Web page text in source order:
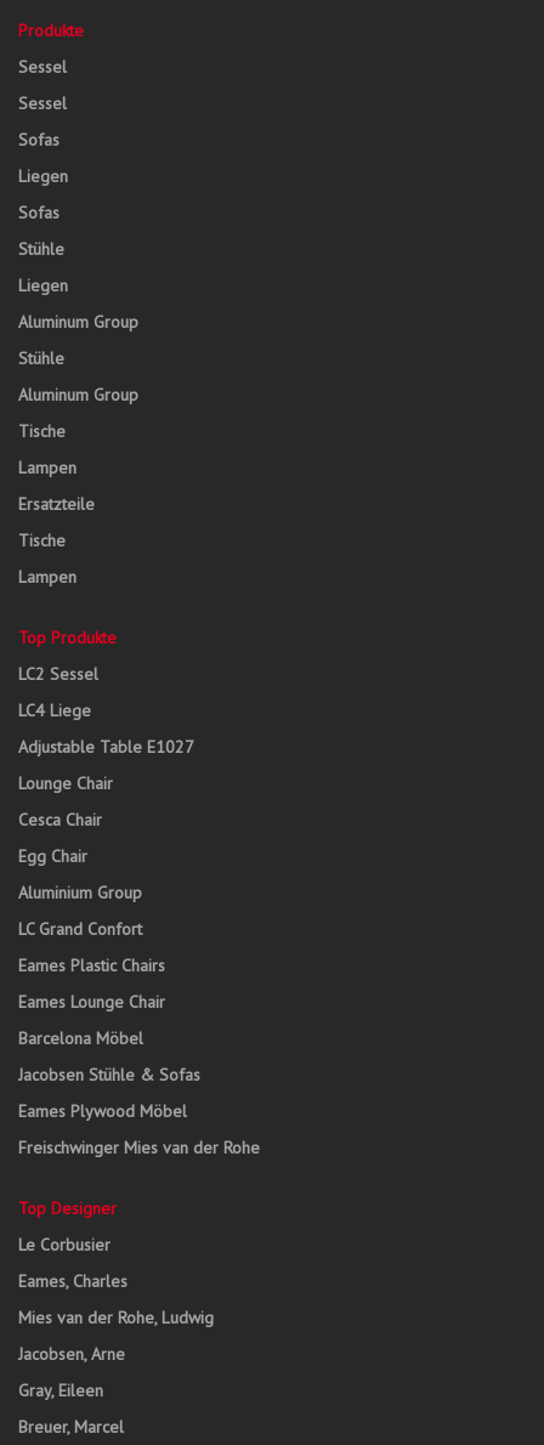
Produkte
Sessel
Sessel
Sofas
Liegen
Sofas
Stühle
Liegen
Aluminum Group
Stühle
Aluminum Group
Tische
Lampen
Ersatzteile
Tische
Lampen
Top Produkte
LC2 Sessel
LC4 Liege
Adjustable Table E1027
Lounge Chair
Cesca Chair
Egg Chair
Aluminium Group
LC Grand Confort
Eames Plastic Chairs
Eames Lounge Chair
Barcelona Möbel
Jacobsen Stühle & Sofas
Eames Plywood Möbel
Freischwinger Mies van der Rohe
Top Designer
Le Corbusier
Eames, Charles
Mies van der Rohe, Ludwig
Jacobsen, Arne
Gray, Eileen
Breuer, Marcel